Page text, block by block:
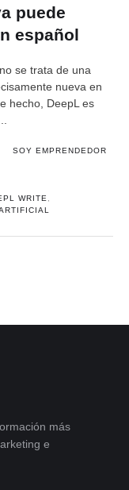
puede
español
se trata de una
nueva en
hecho, DeepL es
SOY EMPRENDEDOR
WRITE
más
e